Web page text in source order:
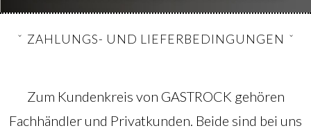
ZAHLUNGS- UND LIEFERBEDINGUNGEN
Zum Kundenkreis von GASTROCK gehören
Fachhändler und Privatkunden. Beide sind bei uns